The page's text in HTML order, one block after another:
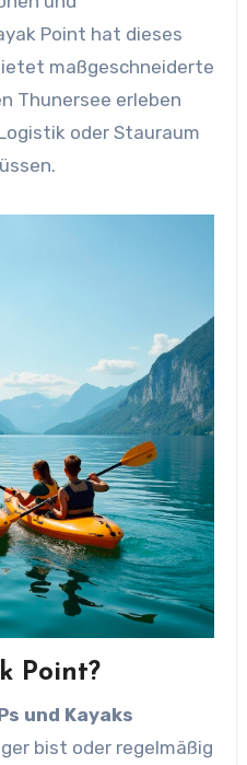
Point hat dieses
maßgeschneiderte
Thunersee erleben
oder Stauraum
Point?
und Kayaks
bist oder regelmäßig